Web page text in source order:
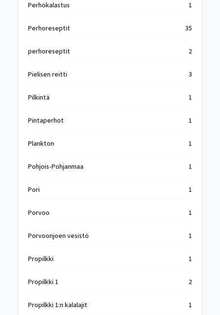
Perhokalastus 1
Perhoreseptit 35
perhoreseptit 2
Pielisen reitti 3
Pilkintä 1
Pintaperhot 1
Plankton 1
Pohjois-Pohjanmaa 1
Pori 1
Porvoo 1
Porvoonjoen vesistö 1
Propilkki 1
Propilkki 1 2
Propilkki 1:n kalalajit 1